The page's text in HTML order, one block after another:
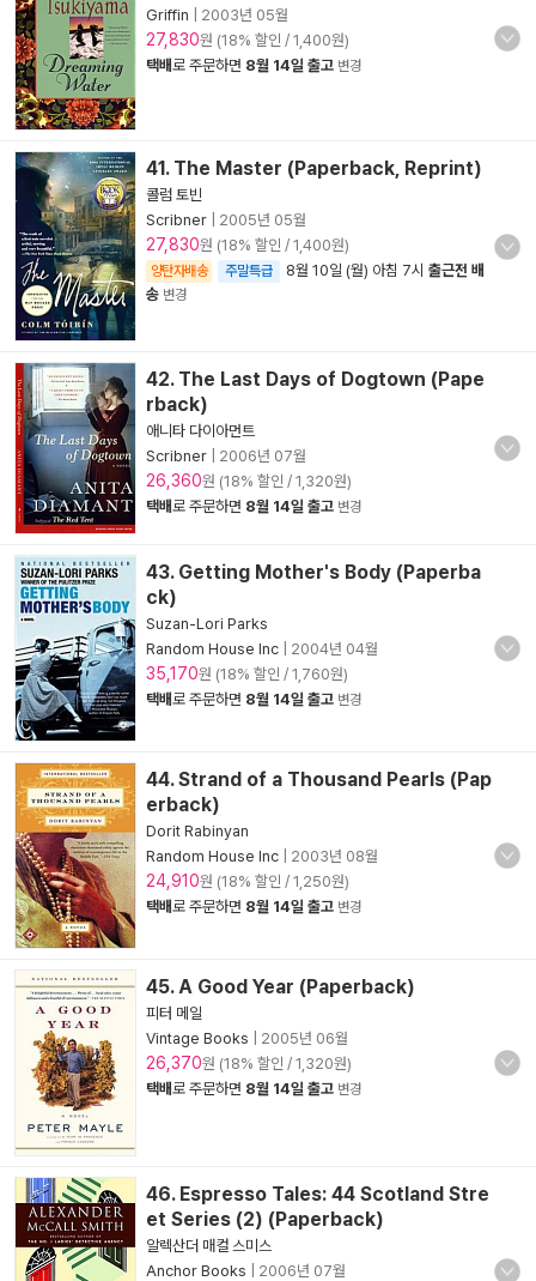
Griffin
2003년 05월
27,830원 (18% 할인 / 1,400원)
택배로 주문하면 8월 14일 출고 변경
41. The Master (Paperback, Reprint)
콜럼 토빈
Scribner
2005년 05월
27,830원 (18% 할인 / 1,400원)
양탄자배송 주말특급 8월 10일 (월) 아침 7시 출근전 배
송 변경
42. The Last Days of Dogtown (Pape
rback)
애니타 다이아먼트
Scribner
2006년 07월
26,360원 (18% 할인 / 1,320원)
택배로 주문하면 8월 14일 출고 변경
43. Getting Mother's Body (Paperba
ck)
Suzan-Lori Parks
Random House Inc
2004년 04월
35,170원 (18% 할인 / 1,760원)
택배로 주문하면 8월 14일 출고 변경
44. Strand of a Thousand Pearls (Pap
erback)
Dorit Rabinyan
Random House Inc
2003년 08월
24,910원 (18% 할인 / 1,250원)
택배로 주문하면 8월 14일 출고 변경
45. A Good Year (Paperback)
피터 메일
Vintage Books
2005년 06월
26,370원 (18% 할인 / 1,320원)
택배로 주문하면 8월 14일 출고 변경
46. Espresso Tales: 44 Scotland Stre
et Series (2) (Paperback)
알렉산더 매컬 스미스
Anchor Books
2006년 07월